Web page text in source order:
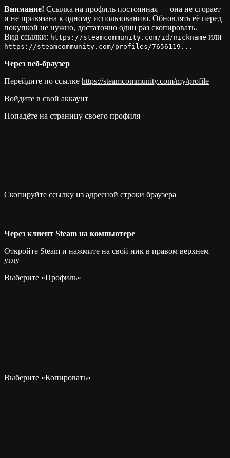
Внимание! Ссылка на профиль постоянная — она не сгорает
и не привязана к одному использованию. Обновлять её перед
покупкой не нужно, достаточно один раз скопировать.
Вид ссылки: https://steamcommunity.com/id/nickname или
https://steamcommunity.com/profiles/7656119...
Через веб-браузер
Перейдите по ссылке https://steamcommunity.com/my/profile
Войдите в свой аккаунт
Попадёте на страницу своего профиля
Скопируйте ссылку из адресной строки браузера
Через клиент Steam на компьютере
Откройте Steam и нажмите на свой ник в правом верхнем
углу
Выберите «Профиль»
Выберите «Копировать»